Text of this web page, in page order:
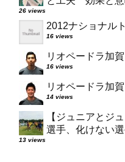
26 views
2012ナショナル
16 views
リオペードラ加
16 views
リオペードラ加
14 views
【ジュニアとジ
選手、化けない
13 views